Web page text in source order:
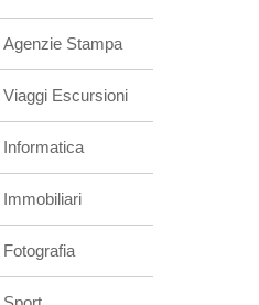
Agenzie Stampa
Viaggi Escursioni
Informatica
Immobiliari
Fotografia